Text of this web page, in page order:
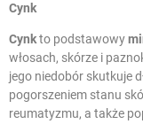
Cynk
Cynkto podstawowy
włosach, skórze i
jego niedobór skutkuje
pogorszeniem stanu
reumatyzmu, a także